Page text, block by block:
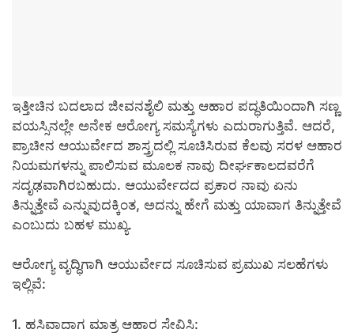
ಇತ್ತೀಚಿನ ಬದಲಾದ ಜೀವನಶೈಲಿ ಮತ್ತು ಆಹಾರ ಪದ್ಧತಿಯಿಂದಾಗಿ ಸಣ್ಣ
ವಯಸ್ಸಿನಲ್ಲೇ ಅನೇಕ ಆರೋಗ್ಯ ಸಮಸ್ಯೆಗಳು ಎದುರಾಗುತ್ತಿವೆ. ಆದರೆ,
ಪ್ರಾಚೀನ ಆಯುರ್ವೇದ ಶಾಸ್ತ್ರದಲ್ಲಿ ಸೂಚಿಸಿರುವ ಕೆಲವು ಸರಳ ಆಹಾರ
ನಿಯಮಗಳನ್ನು ಪಾಲಿಸುವ ಮೂಲಕ ನಾವು ದೀರ್ಘಕಾಲದವರೆಗೆ
ಸದೃಢವಾಗಿರಬಹುದು. ಆಯುರ್ವೇದದ ಪ್ರಕಾರ ನಾವು ಏನು
ತಿನ್ನುತ್ತೇವೆ ಎನ್ನುವುದಕ್ಕಿಂತ, ಅದನ್ನು ಹೇಗೆ ಮತ್ತು ಯಾವಾಗ ತಿನ್ನುತ್ತೇವೆ
ಎಂಬುದು ಬಹಳ ಮುಖ್ಯ.
ಆರೋಗ್ಯ ವೃದ್ಧಿಗಾಗಿ ಆಯುರ್ವೇದ ಸೂಚಿಸುವ ಪ್ರಮುಖ ಸಲಹೆಗಳು
ಇಲ್ಲಿವೆ:
1. ಹಸಿವಾದಾಗ ಮಾತ್ರ ಆಹಾರ ಸೇವಿಸಿ: